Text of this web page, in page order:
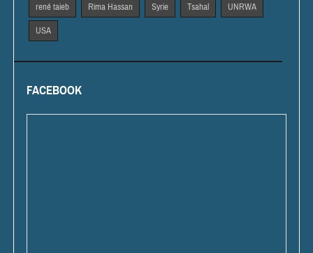
rené taieb Rima Hassan Syrie Tsahal UNRWA
USA
FACEBOOK